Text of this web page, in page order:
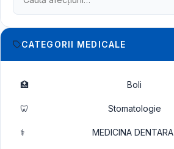
Caută în dicționarul medical
CATEGORII MEDICALE
🏥 Boli
🦷 Stomatologie
⚕️ MEDICINA DENTARA